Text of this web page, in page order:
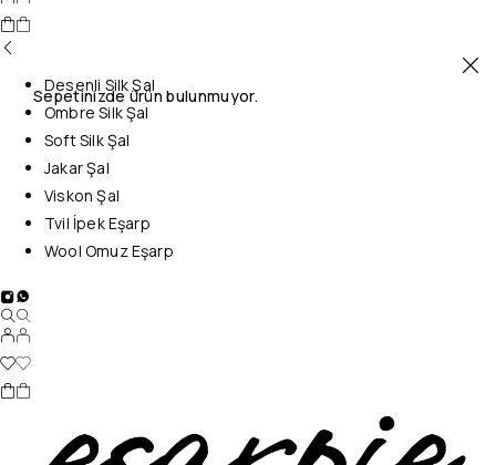
Sepetinizde ürün bulunmuyor.
Desenli Silk Şal
Ombre Silk Şal
Soft Silk Şal
Jakar Şal
Viskon Şal
Tvil İpek Eşarp
Wool Omuz Eşarp